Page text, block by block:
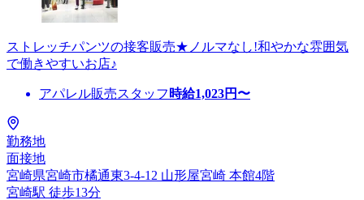
ストレッチパンツの接客販売★ノルマなし!和やかな雰囲気
で働きやすいお店♪
アパレル販売スタッフ 時給1,023円〜
勤務地
面接地
宮崎県宮崎市橘通東3-4-12 山形屋宮崎 本館4階
宮崎駅 徒歩13分